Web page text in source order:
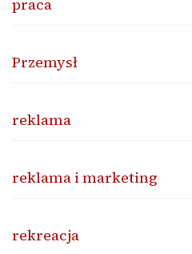
praca
Przemysł
reklama
reklama i marketing
rekreacja